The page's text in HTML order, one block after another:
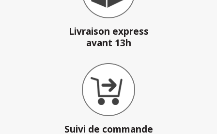
Livraison express
avant 13h
Suivi de commande